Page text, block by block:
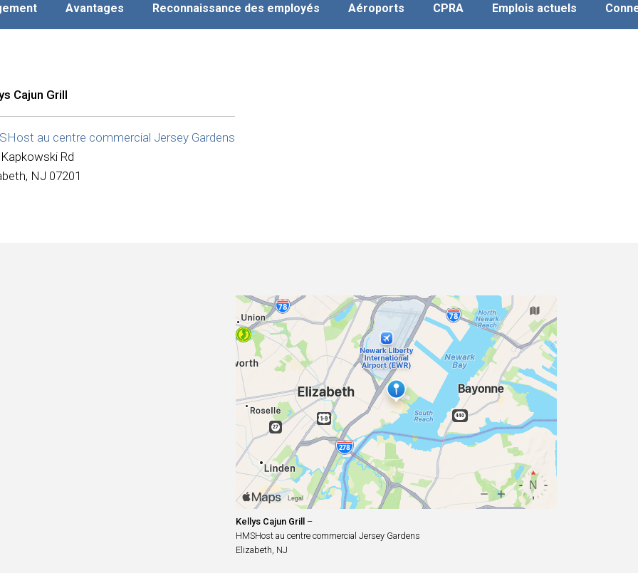
Avantages Reconnaissance des employés Aéroports CPRA Emplois actuels
Cajun Grill
au centre commercial Jersey Gardens
Rd
NJ 07201
Kellys Cajun Grill –
HMSHost au centre commercial Jersey Gardens
Elizabeth, NJ